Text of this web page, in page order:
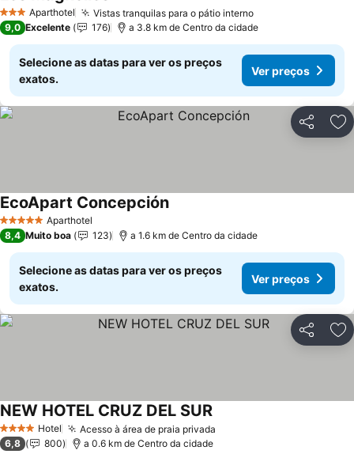
3 EstrelasAparthotel Vistas tranquilas para o pátio internoVer preços
Ver preços
9,0 Excelente 176 a 3.8 km de Centro da cidade
Selecione as datas para ver os preços
exatos.
Ver preços
Partilhar
5 Estrelas Aparthotel
EcoApart ConcepciónVer preços
8,4 Muito boa 123 a 1.6 km de Centro da cidade
Selecione as datas para ver os preços
exatos.
Ver preços
Partilhar
4 EstrelasHotel Acesso à área de praia privada
NEW HOTEL CRUZ DEL SURVer preços
6,8 800 a 0.6 km de Centro da cidade